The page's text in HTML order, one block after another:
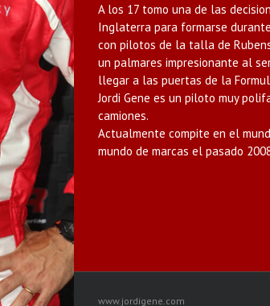
A los 17 tomo una de las
Inglaterra para formarse
con pilotos de la talla de
un palmares impresionante al
llegar a las puertas de la
Jordi Gene es un piloto muy
camiones.
Actualmente compite en el
mundo de marcas el pasado
www.jordigene.com